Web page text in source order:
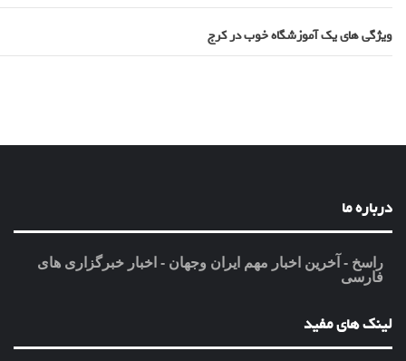
ویژگی های یک آموزشگاه خوب در کرج
درباره ما
راسخ - آخرین اخبار مهم ایران وجهان - اخبار خبرگزاری های
فارسی
لینک های مفید